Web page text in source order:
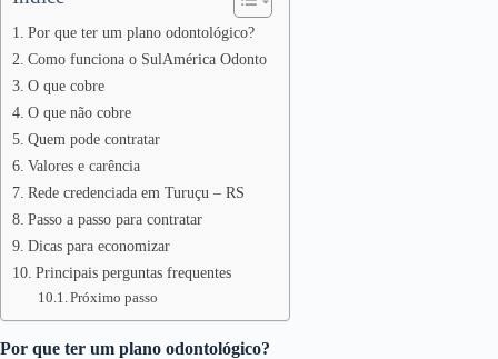
Por que ter um plano odontológico?
Como funciona o SulAmérica Odonto
O que cobre
O que não cobre
Quem pode contratar
Valores e carência
Rede credenciada em Turuçu – RS
Passo a passo para contratar
Dicas para economizar
Principais perguntas frequentes
Próximo passo
Por que ter um plano odontológico?